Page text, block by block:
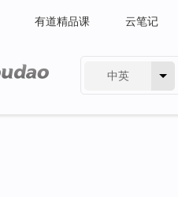
有道精品课 云笔记
中英